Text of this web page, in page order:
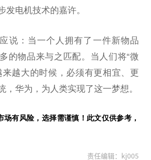
发电机技术的嘉许。
说：当一个人拥有了一件新物品
的物品来与之匹配。当人们将“微
来越大的时候，必须有更相宜、更
，华为，为人类实现了这一梦想。
场有风险，选择需谨慎！此文仅供参考，
责任编辑：kj005